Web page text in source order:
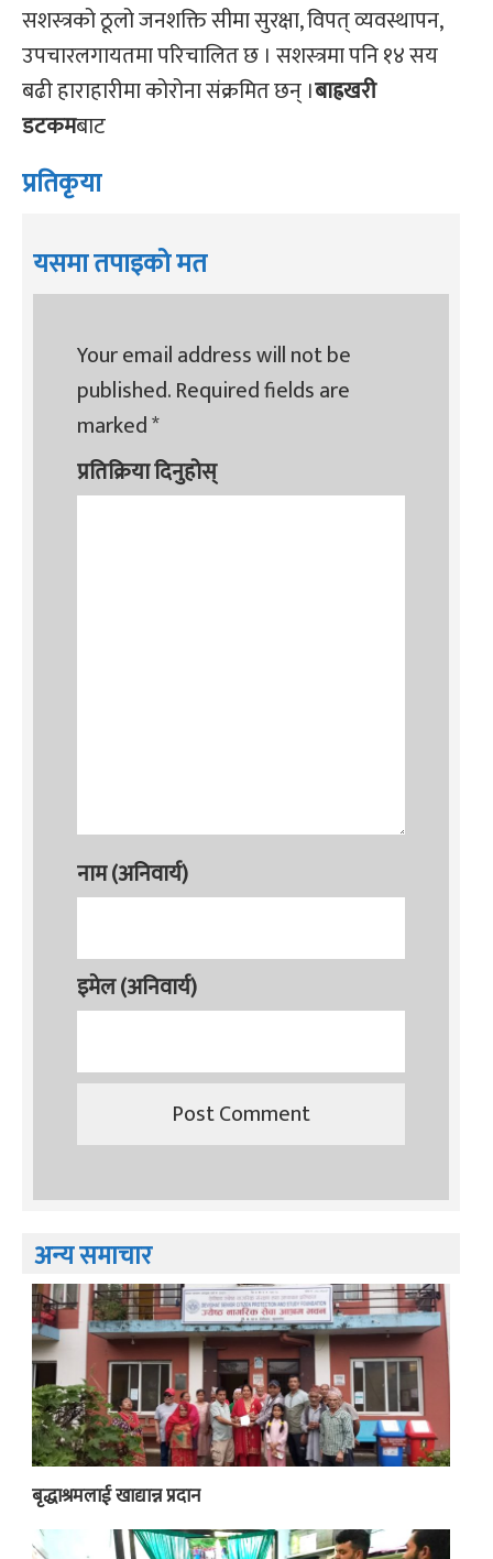
सशस्‍त्रको ठूलो जनशक्ति सीमा सुरक्षा, विपत् व्यवस्थापन,
उपचारलगायतमा परिचालित छ । सशस्‍त्रमा पनि १४ सय
बढी हाराहारीमा कोरोना संक्रमित छन् ।बाह्रखरी
डटकमबाट
प्रतिकृया
यसमा तपाइको मत
Your email address will not be
published.Required fields are
marked*
प्रतिक्रिया दिनुहोस्
नाम (अनिवार्य)
इमेल (अनिवार्य)
अन्य समाचार
बृद्धाश्रमलाई खाद्यान्न प्रदान